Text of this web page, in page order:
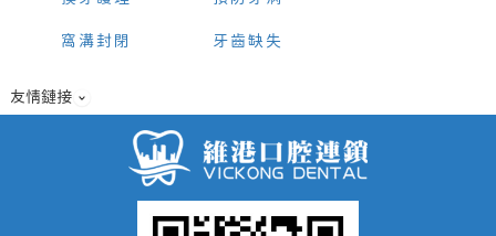
窩溝封閉 牙齒缺失
友情鏈接